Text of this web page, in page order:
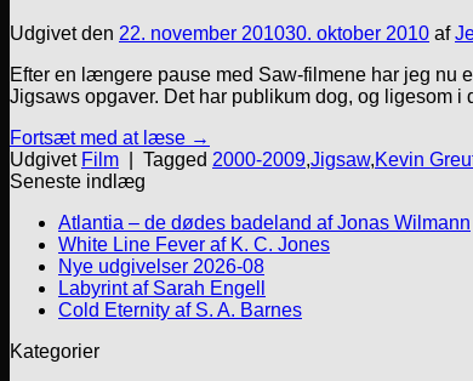
Udgivet den 22. november 201030. oktober 2010 af
Efter en længere pause med Saw-filmene har jeg nu
Jigsaws opgaver. Det har publikum dog, og ligesom
Fortsæt med at læse →
Udgivet Film Tagged 2000-2009,Jigsaw,Kevin
Seneste indlæg
Atlantia – de dødes badeland af Jonas Wilmann
White Line Fever af K. C. Jones
Nye udgivelser 2026-08
Labyrint af Sarah Engell
Cold Eternity af S. A. Barnes
Kategorier